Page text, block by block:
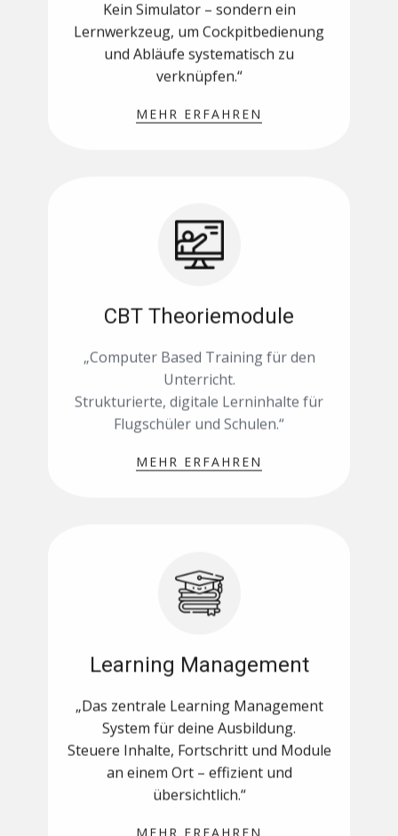
Lernwerkzeug, um Cockpitbedienung
und Abläufe systematisch zu
verknüpfen.“
Unterricht.
Strukturierte, digitale Lerninhalte für
Flugschüler und Schulen.“
System für deine Ausbildung.
Steuere Inhalte, Fortschritt und Module
an einem Ort – effizient und
übersichtlich.“